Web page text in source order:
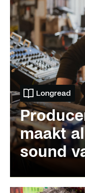
Longread
maakt
sound